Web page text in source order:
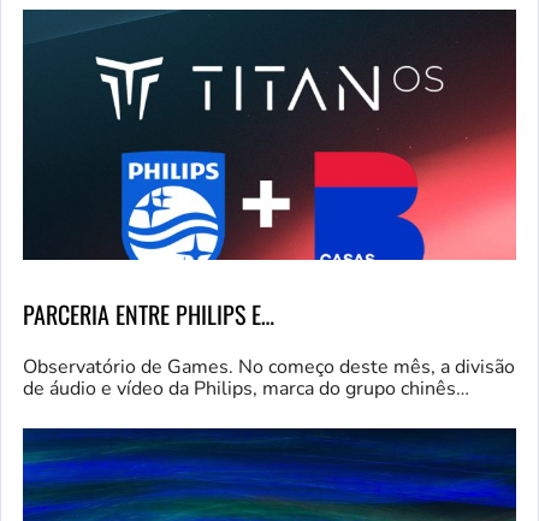
PARCERIA ENTRE PHILIPS E…
Observatório de Games. No começo deste mês, a divisão
de áudio e vídeo da Philips, marca do grupo chinês…